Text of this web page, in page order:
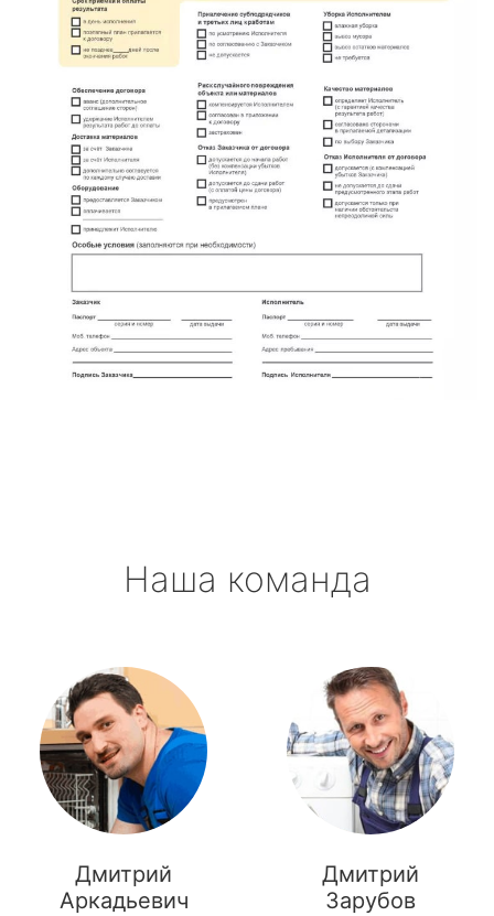
Кузнечное
Кузьмоловский
Лебяжье
Лесогорский
Мга
Назия
Никольский
Рябово
Свирьстрой
Сиверский
Синявино
Советский
Наша команда
Дмитрий
Аркадьевич
Дмитрий
Зарубов